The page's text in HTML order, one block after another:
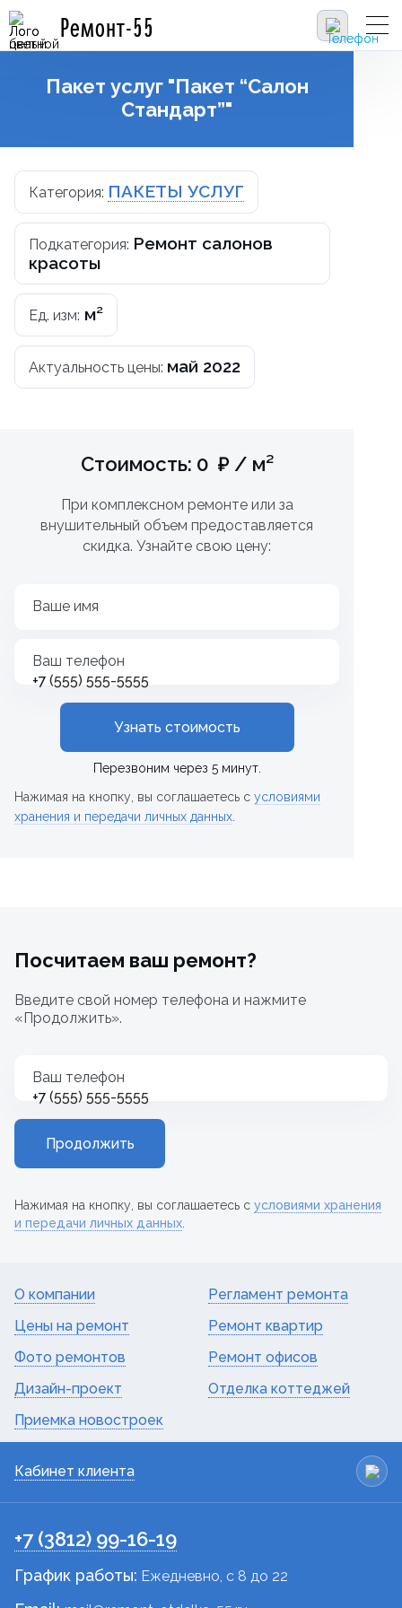
Ремонт-55
Пакет услуг "Пакет “Салон
Стандарт”"
Категория: ПАКЕТЫ УСЛУГ
Подкатегория: Ремонт салонов
красоты
Ед. изм: м²
Актуальность цены: май 2022
Стоимость: 0 ₽ / м²
При комплексном ремонте или за
внушительный объем предоставляется
скидка. Узнайте свою цену:
Ваше имя
Ваш телефон
+7
Узнать стоимость
Перезвоним через 5 минут.
Нажимая на кнопку, вы соглашаетесь с условиями
хранения и передачи личных данных
Посчитаем ваш ремонт?
Введите свой номер телефона и нажмите
«Продолжить».
Ваш телефон
+7
Продолжить
Нажимая на кнопку, вы соглашаетесь с условиями хранения
и передачи личных данных
О компании
Цены на ремонт
Фото ремонтов
Дизайн-проект
Приемка новостроек
Регламент ремонта
Ремонт квартир
Ремонт офисов
Отделка коттеджей
Кабинет клиента
+7 (3812) 99-16-19
График работы: Ежедневно, c 8 до 22